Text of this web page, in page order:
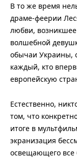
В то же время
драме-феерии
любви,
волшебной
обычаи Украины,
каждый, кто
европейскую
Естественно,
том, что
итоге в
экранизация
освещающего все